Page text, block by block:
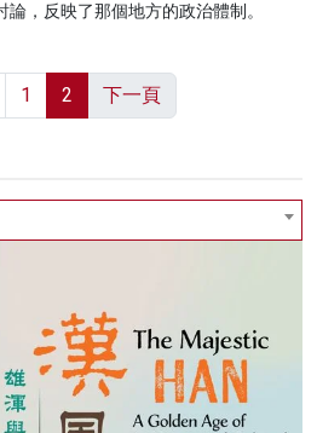
，反映了那個地方的政治體制。
1 2 下一頁